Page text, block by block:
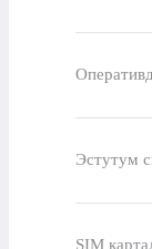
Эстутум
SIM